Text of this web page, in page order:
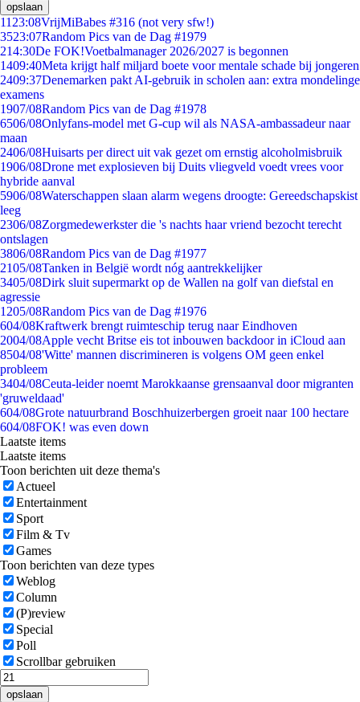
opslaan
11 23:08VrijMiBabes #316 (not very sfw!)
3523:07Random Pics van de Dag #1979
214:30De FOK!Voetbalmanager 2026/2027 is begonnen
1409:40Meta krijgt half miljard boete voor mentale schade bij jongeren
2409:37Denemarken pakt AI-gebruik in scholen aan: extra mondelinge
examens
1907/08Random Pics van de Dag #1978
6506/08Onlyfans-model met G-cup wil als NASA-ambassadeur naar
maan
2406/08Huisarts per direct uit vak gezet om ernstig alcoholmisbruik
1906/08Drone met explosieven bij Duits vliegveld voedt vrees voor
hybride aanval
5906/08Waterschappen slaan alarm wegens droogte: Gereedschapskist
leeg
2306/08Zorgmedewerkster die 's nachts haar vriend bezocht terecht
ontslagen
3806/08Random Pics van de Dag #1977
2105/08Tanken in België wordt nóg aantrekkelijker
3405/08Dirk sluit supermarkt op de Wallen na golf van diefstal en
agressie
1205/08Random Pics van de Dag #1976
604/08Kraftwerk brengt ruimteschip terug naar Eindhoven
2004/08Apple vecht Britse eis tot inbouwen backdoor in iCloud aan
8504/08'Witte' mannen discrimineren is volgens OM geen enkel
probleem
3404/08Ceuta-leider noemt Marokkaanse grensaanval door migranten
'gruweldaad'
604/08Grote natuurbrand Boschhuizerbergen groeit naar 100 hectare
604/08FOK! was even down
Laatste items
Laatste items
Toon berichten uit deze thema's
Actueel
Entertainment
Sport
Film & Tv
Games
Toon berichten van deze types
Weblog
Column
(P)review
Special
Poll
Scrollbar gebruiken
opslaan